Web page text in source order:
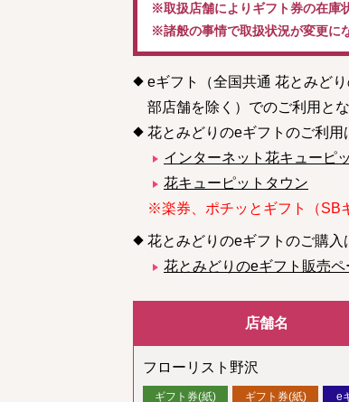
※取扱店舗によりギフト券の在庫
※諸般の事情で取扱状況が変更に
eギフト（全国共通 花とみど
部店舗を除く）でのご利用とな
花とみどりのeギフトのご利用
インターネット花キューピ
花キューピットタウン
※楽券、ポチッとギフト（SB
花とみどりのeギフトのご購入
花とみどりのeギフト販売ペ
店舗名
フローリスト野沢
ギフト券(紙) ギフト券(紙) e